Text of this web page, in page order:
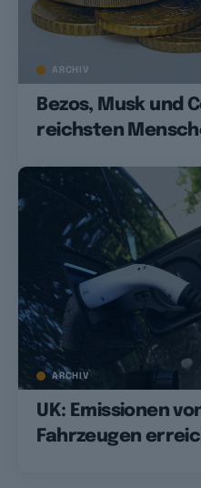
ARCHIV
Bezos, Musk und
reichsten
ARCHIV
UK: Emissionen
Fahrzeugen